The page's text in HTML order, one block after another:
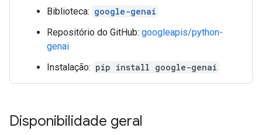
Biblioteca: google-genai
Repositório do GitHub: googleapis/python-
genai
Instalação: pip install google-genai
Disponibilidade geral